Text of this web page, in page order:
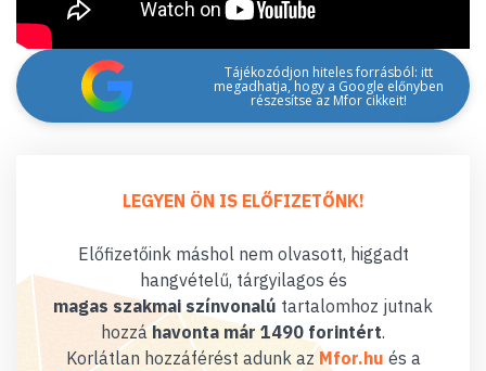
Tájékozódjon hiteles forrásból: itt
megadhatja, hogy a Google előnyben
részesítse az Mfor cikkeit!
LEGYEN ÖN IS ELŐFIZETŐNK!
Előfizetőink máshol nem olvasott, higgadt
hangvételű, tárgyilagos és
magas szakmai színvonalú tartalomhoz jutnak
hozzáhavonta már 1490 forintért.
Korlátlan hozzáférést adunk az Mfor.hu és a